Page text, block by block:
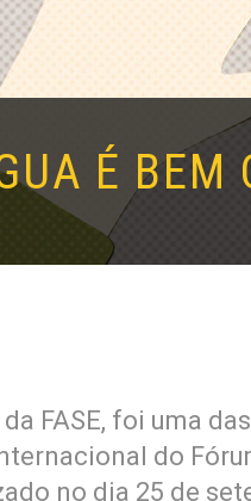
É BEM
FASE, foi uma
do
no dia 25 de